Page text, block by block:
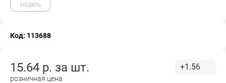
модель
Код: 113688
15.64 р. за шт.
розничная цена
+1.56